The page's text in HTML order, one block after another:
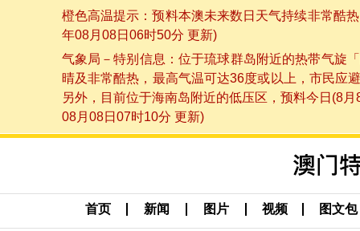
橙色高温提示：预料本澳未来数日天气持续非常酷
年08月08日06时50分 更新)
气象局－特别信息：位于琉球群岛附近的热带气旋
晴及非常酷热，最高气温可达36度或以上，市民应
另外，目前位于海南岛附近的低压区，预料今日(8
08月08日07时10分 更新)
首页 新闻 图片 视频 图文包